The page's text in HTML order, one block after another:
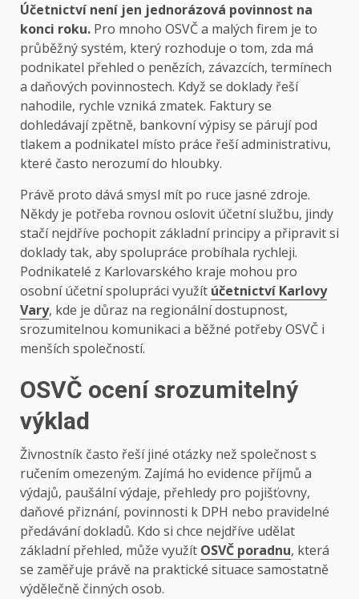
Účetnictví není jen jednorázová povinnost na
konci roku. Pro mnoho OSVČ a malých firem je to
průběžný systém, který rozhoduje o tom, zda má
podnikatel přehled o penězích, závazcích, termínech
a daňových povinnostech. Když se doklady řeší
nahodile, rychle vzniká zmatek. Faktury se
dohledávají zpětně, bankovní výpisy se párují pod
tlakem a podnikatel místo práce řeší administrativu,
které často nerozumí do hloubky.
Právě proto dává smysl mít po ruce jasné zdroje.
Někdy je potřeba rovnou oslovit účetní službu, jindy
stačí nejdříve pochopit základní principy a připravit si
doklady tak, aby spolupráce probíhala rychleji.
Podnikatelé z Karlovarského kraje mohou pro
osobní účetní spolupráci využít účetnictví Karlovy
Vary, kde je důraz na regionální dostupnost,
srozumitelnou komunikaci a běžné potřeby OSVČ i
menších společností.
OSVČ ocení srozumitelný
výklad
Živnostník často řeší jiné otázky než společnost s
ručením omezeným. Zajímá ho evidence příjmů a
výdajů, paušální výdaje, přehledy pro pojišťovny,
daňové přiznání, povinnosti k DPH nebo pravidelné
předávání dokladů. Kdo si chce nejdříve udělat
základní přehled, může využít OSVČ poradnu, která
se zaměřuje právě na praktické situace samostatně
výdělečně činných osob.